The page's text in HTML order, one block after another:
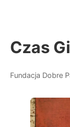
Czas
Fundacja Dobre